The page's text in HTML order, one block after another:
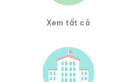
Xem tất cả